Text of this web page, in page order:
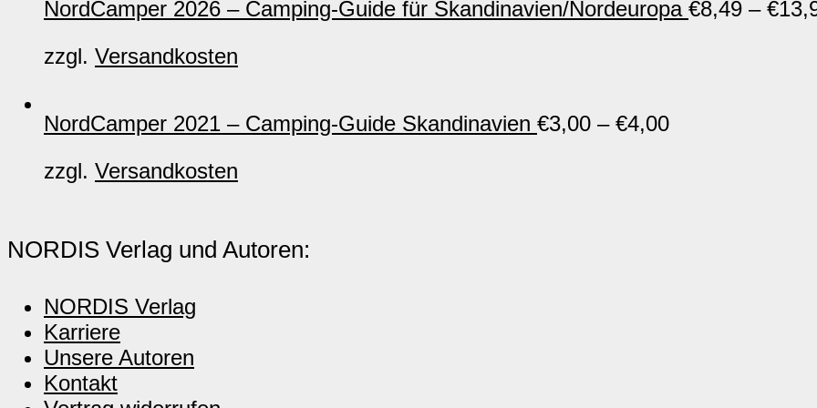
NordCamper 2026 – Camping-Guide für Skandinavien/Nordeuropa €8,49 – €
zzgl. Versandkosten
NordCamper 2021 – Camping-Guide Skandinavien €3,00 – €4,00
zzgl. Versandkosten
NORDIS Verlag und Autoren:
NORDIS Verlag
Karriere
Unsere Autoren
Kontakt